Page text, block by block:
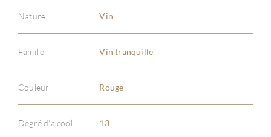
Nature Vin
Famille Vin tranquille
Couleur Rouge
Degré d'alcool 13